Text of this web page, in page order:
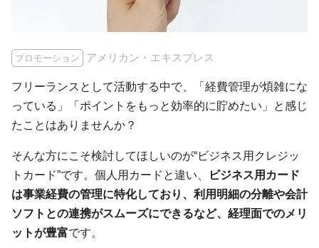
プロモーション アメリカン・エキスプレス
フリーランスとして活動する中で、「経費管理が煩雑にな
っている」「ポイントをもっと効率的に貯めたい」と感じ
たことはありませんか？
そんな方にこそ検討してほしいのが“ビジネス用クレジッ
トカード”です。個人用カードと違い、
ビジネス用カード
は事業経費の管理に特化しており、利用明細の分離や会計
ソフトとの連携がスムーズにできるなど、経理面でのメリ
ットが豊富です。